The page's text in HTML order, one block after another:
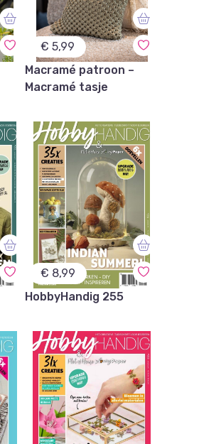
€ 5,99
Macramé patroon –
Macramé tasje
€ 8,99
HobbyHandig 255